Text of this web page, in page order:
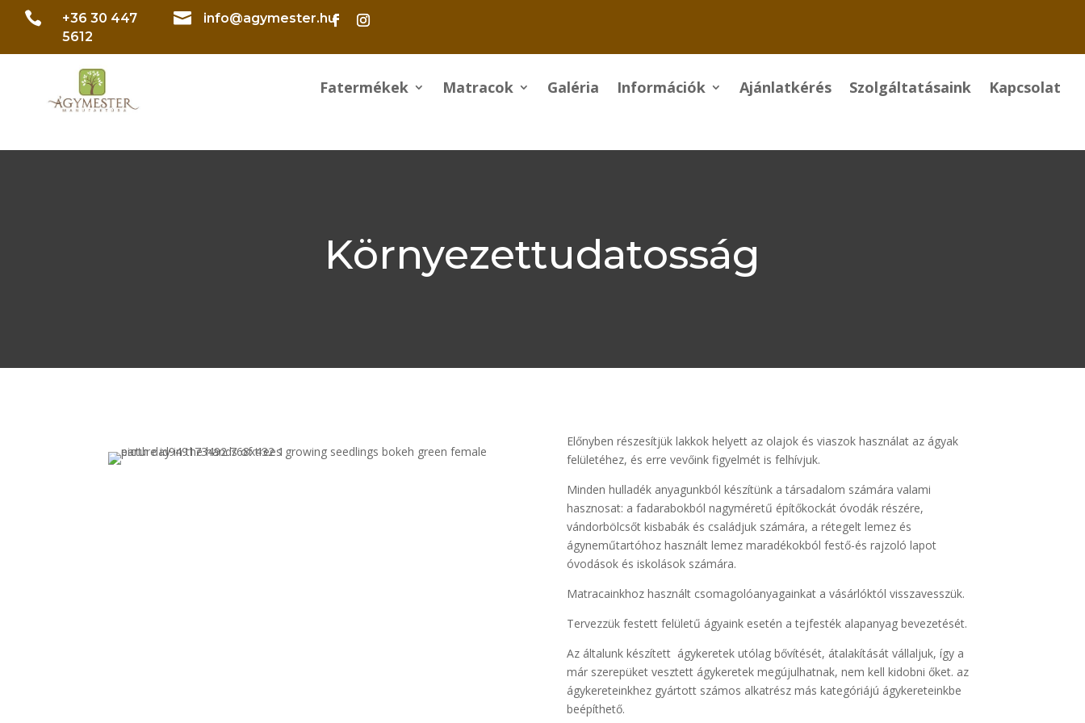

+36 30 447
5612
 info@agymester.hu
Fatermékek Matracok Galéria Információk Ajánlatkérés Szolgáltatásaink Kapcsolat
Környezettudatosság
Előnyben részesítjük lakkok helyett az olajok és viaszok használat az ágyak
felületéhez, és erre vevőink figyelmét is felhívjuk.
Minden hulladék anyagunkból készítünk a társadalom számára valami
hasznosat: a fadarabokból nagyméretű építőkockát óvodák részére,
vándorbölcsőt kisbabák és családjuk számára, a rétegelt lemez és
ágyneműtartóhoz használt lemez maradékokból festő-és rajzoló lapot
óvodások és iskolások számára.
Matracainkhoz használt csomagolóanyagainkat a vásárlóktól visszavesszük.
Tervezzük festett felületű ágyaink esetén a tejfesték alapanyag bevezetését.
Az általunk készített ágykeretek utólag bővítését, átalakítását vállaljuk, így a
már szerepüket vesztett ágykeretek megújulhatnak, nem kell kidobni őket. az
ágykereteinkhez gyártott számos alkatrész más kategóriájú ágykereteinkbe
beépíthető.